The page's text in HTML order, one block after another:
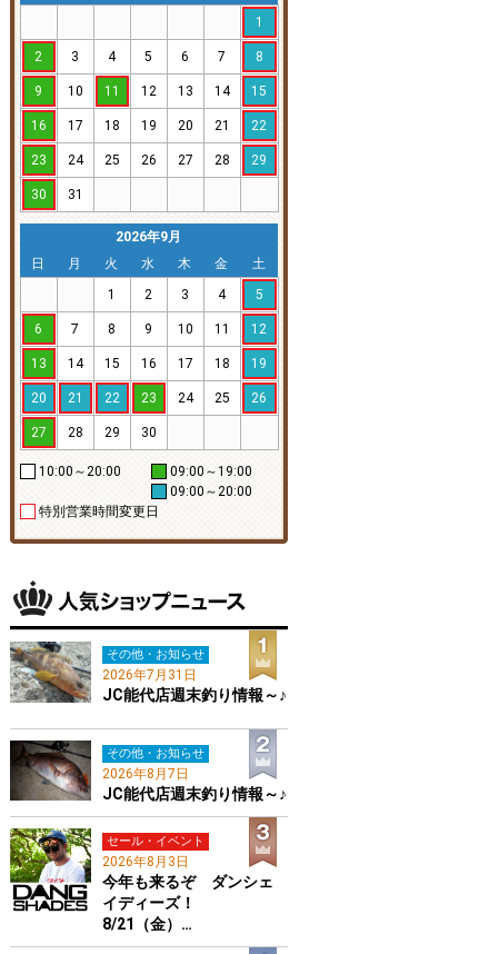
1
2 3 4 5 6 7 8
9 10 11 12 13 14 15
16 17 18 19 20 21 22
23 24 25 26 27 28 29
30 31
2026年9月
日
月 火 水 木 金
土
1
2 3 4 5
6 7 8 9 10 11 12
13 14 15 16 17 18 19
20 21 22 23 24 25 26
27 28 29 30
10:00～20:00
09:00～19:00
09:00～20:00
特別営業時間変更日
その他・お知らせ
2026年7月31日
JC能代店週末釣り情報～♪
その他・お知らせ
2026年8月7日
JC能代店週末釣り情報～♪
セール・イベント
2026年8月3日
今年も来るぞ ダンシェ
イディーズ！
8/21（金）…